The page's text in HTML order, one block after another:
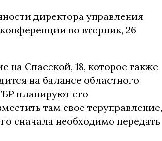
директора управления
во вторник, 26
на Спасской, 18, которое также
на балансе областного
планируют его
там свое теруправление,
сначала необходимо передать